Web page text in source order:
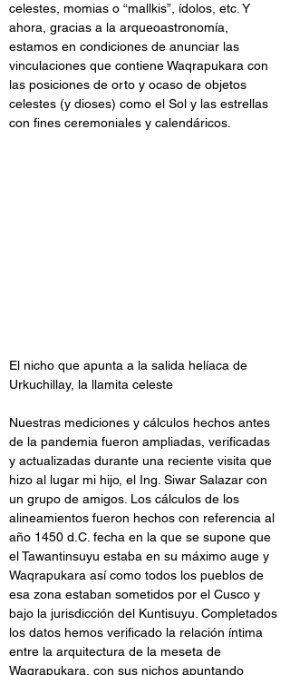
celestes, momias o “mallkis”, ídolos, etc. Y
ahora, gracias a la arqueoastronomía,
estamos en condiciones de anunciar las
vinculaciones que contiene Waqrapukara con
las posiciones de orto y ocaso de objetos
celestes (y dioses) como el Sol y las estrellas
con fines ceremoniales y calendáricos.
El nicho que apunta a la salida helíaca de
Urkuchillay, la llamita celeste
Nuestras mediciones y cálculos hechos antes
de la pandemia fueron ampliadas, verificadas
y actualizadas durante una reciente visita que
hizo al lugar mi hijo, el Ing. Siwar Salazar con
un grupo de amigos. Los cálculos de los
alineamientos fueron hechos con referencia al
año 1450 d.C. fecha en la que se supone que
el Tawantinsuyu estaba en su máximo auge y
Waqrapukara así como todos los pueblos de
esa zona estaban sometidos por el Cusco y
bajo la jurisdicción del Kuntisuyu. Completados
los datos hemos verificado la relación íntima
entre la arquitectura de la meseta de
Waqrapukara, con sus nichos apuntando